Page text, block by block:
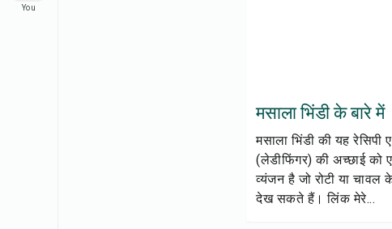
You
मसाला भिंडी के बारे में
मसाला भिंडी की यह
(लेडीफिंगर) की अच्छाई को
व्यंजन है जो रोटी या
देख सकते हैं। लिंक मेरे...